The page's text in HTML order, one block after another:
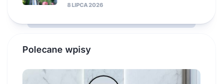
8 LIPCA 2026
Polecane wpisy